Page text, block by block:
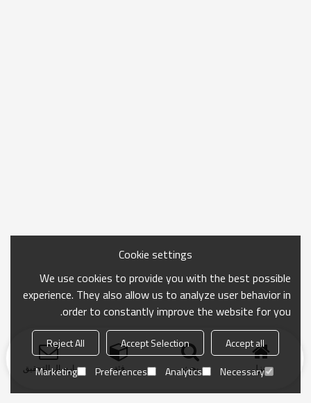
منزل بحث فئة ارسال التحقيق
Cookie settings
We use cookies to provide you with the best possible
experience. They also allow us to analyze user behavior in
order to constantly improve the website for you.
Accept all
Accept Selection
Reject All
Necessary
Analytics
Preferences
Marketing